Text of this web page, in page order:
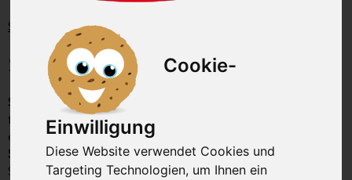
Cookie-
Einwilligung
Diese Website verwendet Cookies und
Targeting Technologien, um Ihnen ein
Startseite Feinkost
Speisepilze
Speisepilze sind in der Küche immer mehr gefragt.
fast alle Gemüsesorten sind Speisepilze kalorienarm,
enthalten kein Cholesterin und kaum Fett. Unsere
Speisepilzewie Kräuterseitlinge, Austernseitlinge und
Shiitakepilze wachsen unter kontrollierten